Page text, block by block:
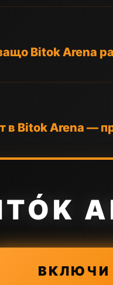
Bitok Arena
в Bitok Arena —
ВКЛЮЧИ